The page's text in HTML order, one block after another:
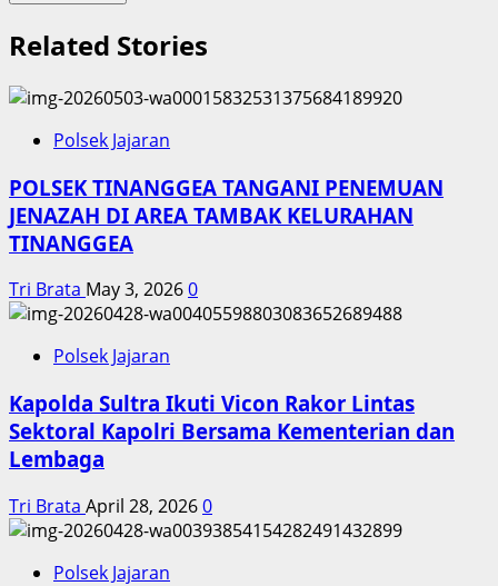
Related Stories
Polsek Jajaran
POLSEK TINANGGEA TANGANI PENEMUAN
JENAZAH DI AREA TAMBAK KELURAHAN
TINANGGEA
Tri Brata May 3, 20260
Polsek Jajaran
Kapolda Sultra Ikuti Vicon Rakor Lintas
Sektoral Kapolri Bersama Kementerian dan
Lembaga
Tri Brata April 28, 20260
Polsek Jajaran